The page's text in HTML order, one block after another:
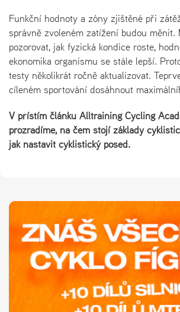
Funkční hodnoty a zóny zjištěné při
správně zvoleném zatížení budou měnit.
pozorovat, jak fyzická kondice roste,
ekonomika organismu se stále lepší.
testy několikrát ročně aktualizovat.
cíleném sportování dosáhnout
V příštím článku Alltraining Cycling
prozradíme, na čem stojí základy
jak nastavit cyklistický posed.